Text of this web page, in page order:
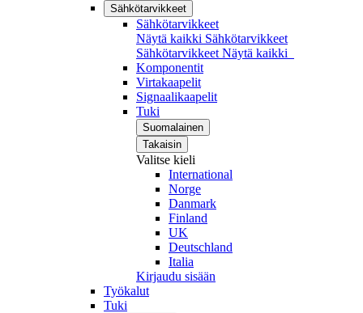
Sähkötarvikkeet
Sähkötarvikkeet
Näytä kaikki Sähkötarvikkeet
Sähkötarvikkeet Näytä kaikki
Komponentit
Virtakaapelit
Signaalikaapelit
Tuki
Suomalainen
Takaisin
Valitse kieli
International
Norge
Danmark
Finland
UK
Deutschland
Italia
Kirjaudu sisään
Työkalut
Tuki